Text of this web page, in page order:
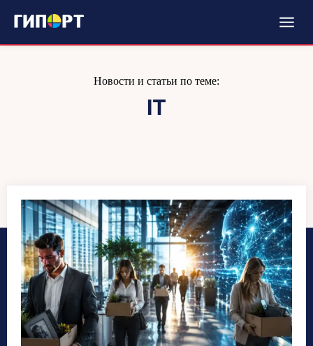
Новости и статьи по теме:
IT